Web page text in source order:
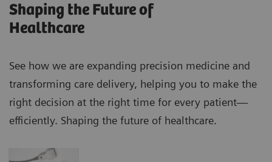
Shaping the Future of
Healthcare
See how we are expanding precision medicine and
transforming care delivery, helping you to make the
right decision at the right time for every patient—
efficiently. Shaping the future of healthcare.